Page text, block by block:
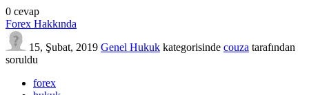
0 cevap
Forex Hakkında
15, Şubat, 2019 Genel Hukuk kategorisinde couza tarafından
soruldu
forex